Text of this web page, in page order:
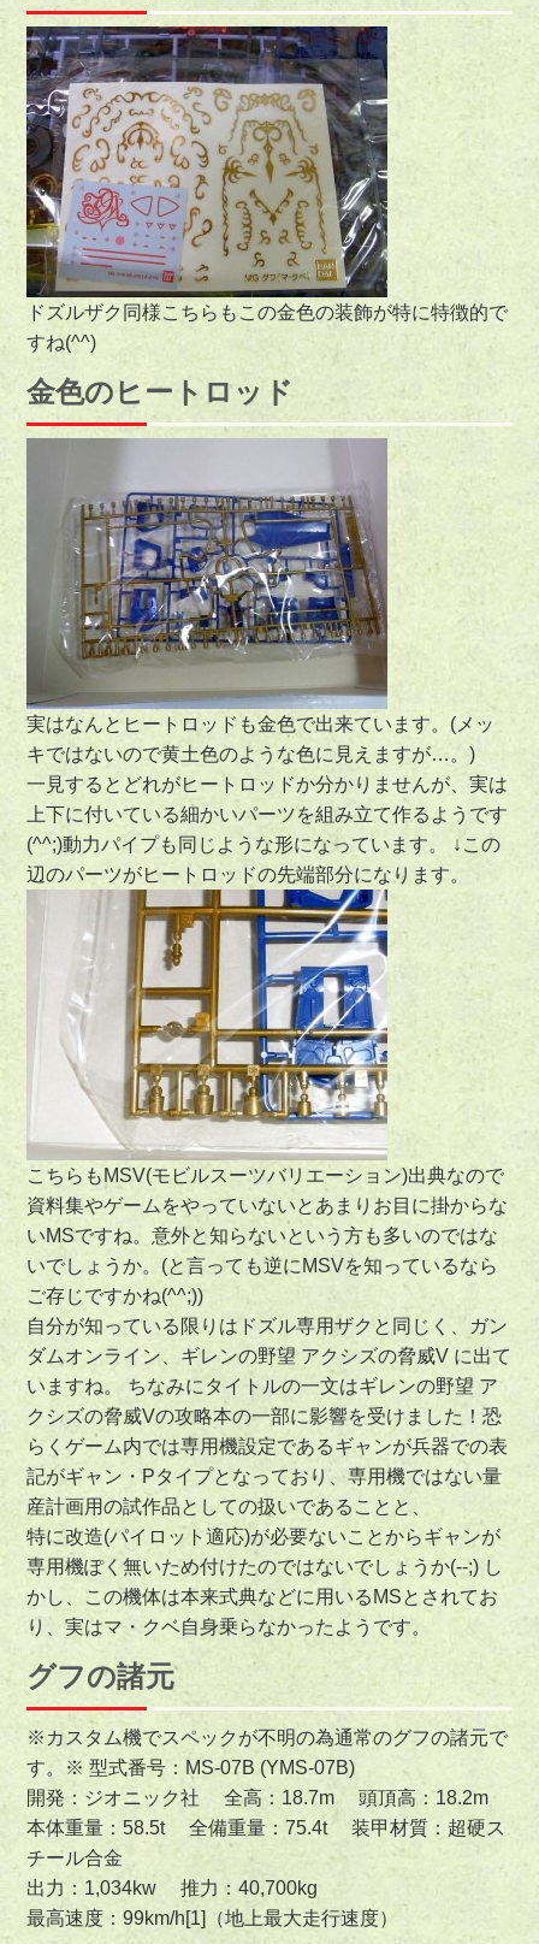
ドズルザク同様こちらもこの金色の装飾が特に特徴的で
すね(^^)
金色のヒートロッド
実はなんとヒートロッドも金色で出来ています。(メッ
キではないので黄土色のような色に見えますが…。)
一見するとどれがヒートロッドか分かりませんが、実は
上下に付いている細かいパーツを組み立て作るようです
(^^;)動力パイプも同じような形になっています。 ↓この
辺のパーツがヒートロッドの先端部分になります。
こちらもMSV(モビルスーツバリエーション)出典なので
資料集やゲームをやっていないとあまりお目に掛からな
いMSですね。意外と知らないという方も多いのではな
いでしょうか。(と言っても逆にMSVを知っているなら
ご存じですかね(^^;))
自分が知っている限りはドズル専用ザクと同じく、ガン
ダムオンライン、ギレンの野望 アクシズの脅威V に出て
いますね。 ちなみにタイトルの一文はギレンの野望 ア
クシズの脅威Vの攻略本の一部に影響を受けました！恐
らくゲーム内では専用機設定であるギャンが兵器での表
記がギャン・Pタイプとなっており、専用機ではない量
産計画用の試作品としての扱いであることと、
特に改造(パイロット適応)が必要ないことからギャンが
専用機ぽく無いため付けたのではないでしょうか(--;) し
かし、この機体は本来式典などに用いるMSとされてお
り、実はマ・クベ自身乗らなかったようです。
グフの諸元
※カスタム機でスペックが不明の為通常のグフの諸元で
す。※ 型式番号：MS-07B (YMS-07B)
開発：ジオニック社 全高：18.7m 頭頂高：18.2m
本体重量：58.5t 全備重量：75.4t 装甲材質：超硬ス
チール合金
出力：1,034kw 推力：40,700kg
最高速度：99km/h[1]（地上最大走行速度）